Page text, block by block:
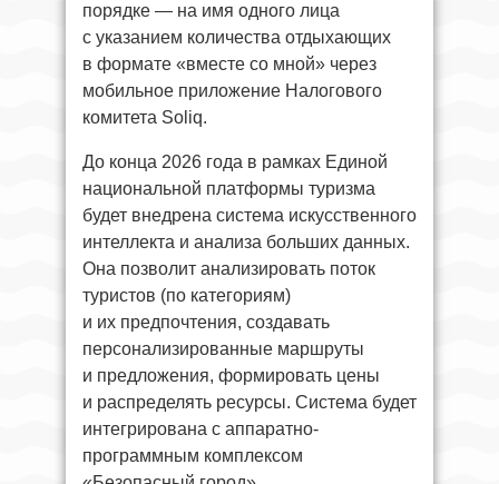
порядке — на имя одного лица
с указанием количества отдыхающих
в формате «вместе со мной» через
мобильное приложение Налогового
комитета Soliq.
До конца 2026 года в рамках Единой
национальной платформы туризма
будет внедрена система искусственного
интеллекта и анализа больших данных.
Она позволит анализировать поток
туристов (по категориям)
и их предпочтения, создавать
персонализированные маршруты
и предложения, формировать цены
и распределять ресурсы. Система будет
интегрирована с аппаратно-
программным комплексом